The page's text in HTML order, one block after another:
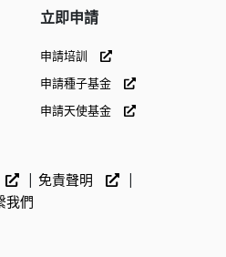
立即申請
申請培訓
申請種子基金
申請天使基金
免責聲明
我們